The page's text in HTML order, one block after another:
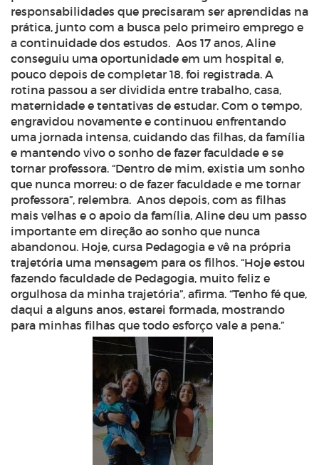
responsabilidades que precisaram ser aprendidas na
prática, junto com a busca pelo primeiro emprego e
a continuidade dos estudos. Aos 17 anos, Aline
conseguiu uma oportunidade em um hospital e,
pouco depois de completar 18, foi registrada. A
rotina passou a ser dividida entre trabalho, casa,
maternidade e tentativas de estudar. Com o tempo,
engravidou novamente e continuou enfrentando
uma jornada intensa, cuidando das filhas, da família
e mantendo vivo o sonho de fazer faculdade e se
tornar professora. “Dentro de mim, existia um sonho
que nunca morreu: o de fazer faculdade e me tornar
professora”, relembra. Anos depois, com as filhas
mais velhas e o apoio da família, Aline deu um passo
importante em direção ao sonho que nunca
abandonou. Hoje, cursa Pedagogia e vê na própria
trajetória uma mensagem para os filhos. “Hoje estou
fazendo faculdade de Pedagogia, muito feliz e
orgulhosa da minha trajetória”, afirma. “Tenho fé que,
daqui a alguns anos, estarei formada, mostrando
para minhas filhas que todo esforço vale a pena.”